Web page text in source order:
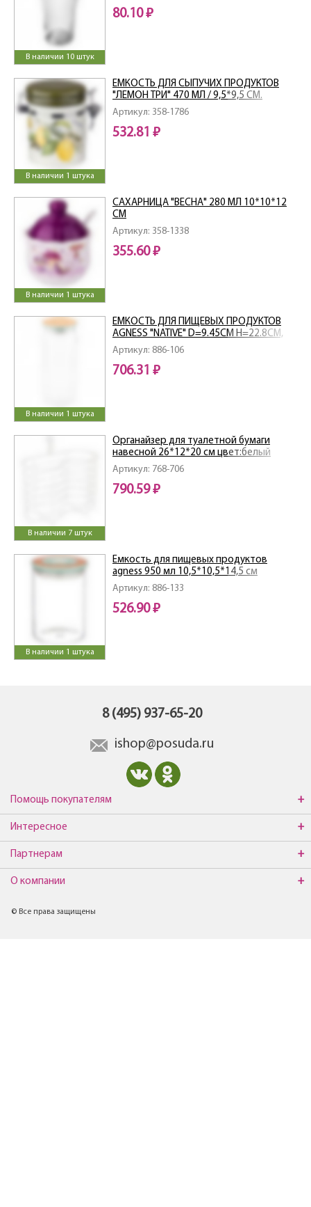
В наличии 10 штук
80.10 ₽
В наличии 1 штука
Артикул: 358-1786
ЕМКОСТЬ ДЛЯ СЫПУЧИХ ПРОДУКТОВ
"ЛЕМОН ТРИ" 470 МЛ / 9,5*9,5 СМ.
ВЫСОТА=13 СМ
532.81 ₽
В наличии 1 штука
Артикул: 358-1338
САХАРНИЦА "ВЕСНА" 280 МЛ 10*10*12
СМ
355.60 ₽
В наличии 1 штука
Артикул: 886-106
ЕМКОСТЬ ДЛЯ ПИЩЕВЫХ ПРОДУКТОВ
AGNESS "NATIVE" D=9.45СМ H=22.8СМ,
1100 МЛ
706.31 ₽
В наличии 7 штук
Артикул: 768-706
Органайзер для туалетной бумаги
навесной 26*12*20 см цвет:белый
790.59 ₽
В наличии 1 штука
Артикул: 886-133
Емкость для пищевых продуктов
agness 950 мл 10,5*10,5*14,5 см
526.90 ₽
8 (495) 937-65-20
ishop@posuda.ru
Помощь покупателям
Интересное
Партнерам
О компании
© Все права защищены